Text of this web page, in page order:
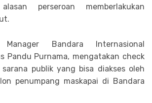
perseroan memberlakukan
Bandara Internasional
Pandu Purnama, mengatakan check
publik yang bisa diakses oleh
penumpang maskapai di Bandara